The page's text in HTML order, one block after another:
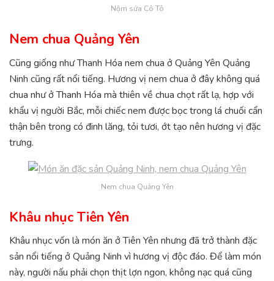
Nộm sứa Cô Tô
Nem chua Quảng Yên
Cũng giống như Thanh Hóa nem chua ở Quảng Yên Quảng
Ninh cũng rất nổi tiếng. Hương vị nem chua ở đây không quá
chua như ở Thanh Hóa mà thiên về chua chọt rất lạ, hợp với
khẩu vị người Bắc, mỗi chiếc nem được bọc trong lá chuối cẩn
thận bên trong có đinh lăng, tỏi tươi, ớt tạo nên hương vị đặc
trưng.
Nem chua Quảng Yên
Khâu nhục Tiên Yên
Khâu nhục vốn là món ăn ở Tiên Yên nhưng đã trở thành đặc
sản nổi tiếng ở Quảng Ninh vì hương vị độc đáo. Để làm món
này, người nấu phải chọn thịt lợn ngon, không nạc quá cũng